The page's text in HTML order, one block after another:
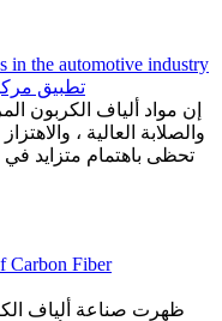
تطبيق
إن مواد ألياف الكربون
والصلابة العالية ،
تحظى باهتمام متزايد في
ظهرت صناعة ألياف